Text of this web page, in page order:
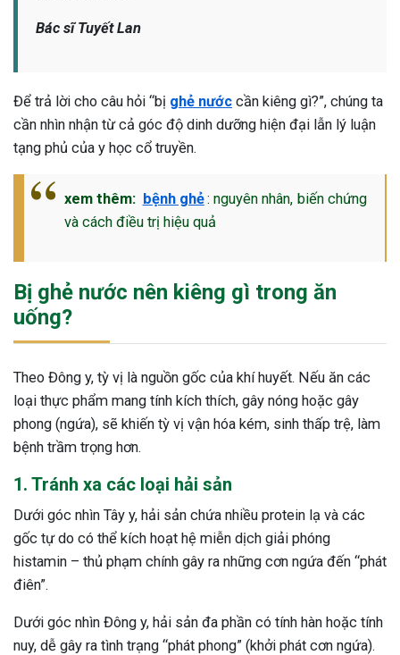
Thông Tin Cần Biết
sau sinh là tình trạng viêm da
phổ biến, khiến đôi bàn tay,
của chị em trở nên khô...
Bác sĩ Tuyết Lan
Để trả lời cho câu hỏi “bị ghẻ nước cần kiêng gì?”, chúng ta
cần nhìn nhận từ cả góc độ dinh dưỡng hiện đại lẫn lý luận
tạng phủ của y học cổ truyền.
xem thêm: bệnh ghẻ: nguyên nhân, biến chứng
và cách điều trị hiệu quả
Bị ghẻ nước nên kiêng gì trong ăn
uống?
Theo Đông y, tỳ vị là nguồn gốc của khí huyết. Nếu ăn các
loại thực phẩm mang tính kích thích, gây nóng hoặc gây
phong (ngứa), sẽ khiến tỳ vị vận hóa kém, sinh thấp trệ, làm
bệnh trầm trọng hơn.
1. Tránh xa các loại hải sản
Dưới góc nhìn Tây y, hải sản chứa nhiều protein lạ và các
gốc tự do có thể kích hoạt hệ miễn dịch giải phóng
histamin – thủ phạm chính gây ra những cơn ngứa đến “phát
điên”.
Dưới góc nhìn Đông y, hải sản đa phần có tính hàn hoặc tính
nuy, dễ gây ra tình trạng “phát phong” (khởi phát cơn ngứa).